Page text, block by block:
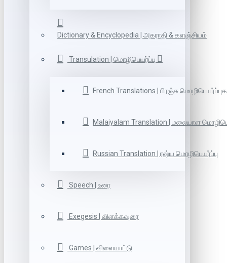
Dictionary & Encyclopedia | அகராதி & களஞ்சியம்
Transulation | மொழிபெயர்ப்பு
French Translations | பிரஞ்சு
Malaiyalam Translation | மலையாள
Russian Translation | ரஷ்ய மொழிபெயர்ப்பு
Speech | உரை
Exegesis | விளக்கவுரை
Games | விளையாட்டு